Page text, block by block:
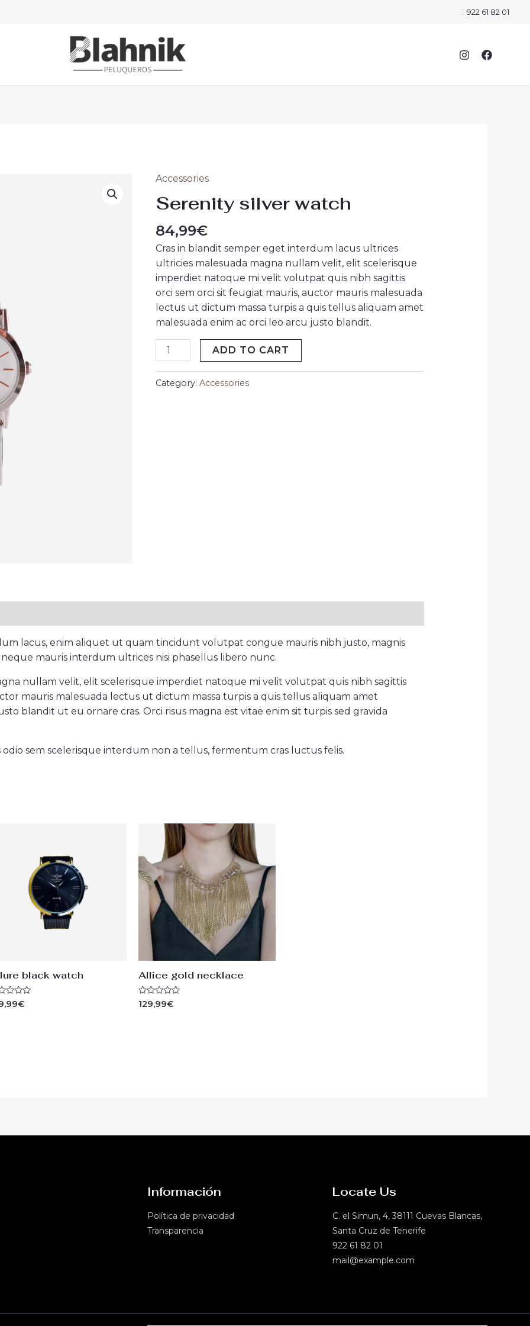
922 61 82 01
Accessories
Serenity silver watch
84,99€
Cras in blandit semper eget interdum lacus ultrices
ultricies malesuada magna nullam velit, elit scelerisque
imperdiet natoque mi velit volutpat quis nibh sagittis
orci sem orci sit feugiat mauris, auctor mauris malesuada
lectus ut dictum massa turpis a quis tellus aliquam amet
malesuada enim ac orci leo arcu justo blandit.
Serenity
silver
watch
quantity
ADD TO CART
Category:Accessories
lacus, enim aliquet ut quam tincidunt volutpat congue mauris nibh justo, magnis
mauris interdum ultrices nisi phasellus libero nunc.
nullam velit, elit scelerisque imperdiet natoque mi velit volutpat quis nibh sagittis
mauris malesuada lectus ut dictum massa turpis a quis tellus aliquam amet
blandit ut eu ornare cras. Orci risus magna est vitae enim sit turpis sed gravida
odio sem scelerisque interdum non a tellus, fermentum cras luctus felis.
black watch
€
Allice gold necklace
Rated
129,99€
Información
Política de privacidad​
Transparencia
Locate Us
C. el Simun, 4, 38111 Cuevas Blancas,
Santa Cruz de Tenerife
922 61 82 01
mail@example.com